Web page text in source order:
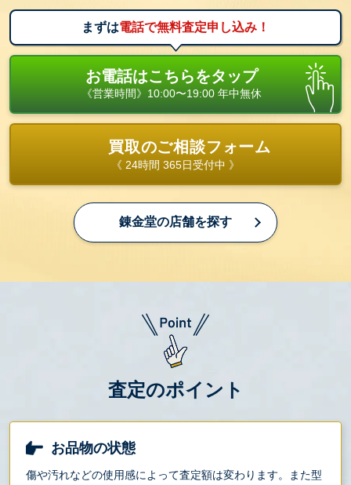
まずは電話で無料査定申し込み！
お電話はこちらをタップ
《営業時間》10:00〜19:00 年中無休
買取のご相談フォーム
《 24時間 365日受付中 》
錬金堂の店舗を探す
査定のポイント
お品物の状態
傷や汚れなどの使用感によって査定額は変わります。また型